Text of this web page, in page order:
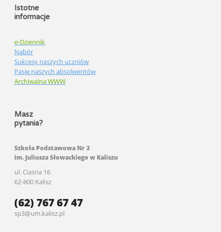
Istotne
informacje
e-Dziennik
Nabór
Sukcesy naszych uczniów
Pasje naszych absolwentów
Archiwalna WWW
Masz
pytania?
Szkoła Podstawowa Nr 3
im. Juliusza Słowackiego w Kaliszu
ul. Ciasna 16
62-800 Kalisz
(62) 767 67 47
sp3@um.kalisz.pl